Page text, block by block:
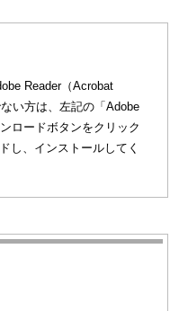
Reader（Acrobat
い方は、左記の「Adobe
ロードボタンをクリック
し、インストールしてく